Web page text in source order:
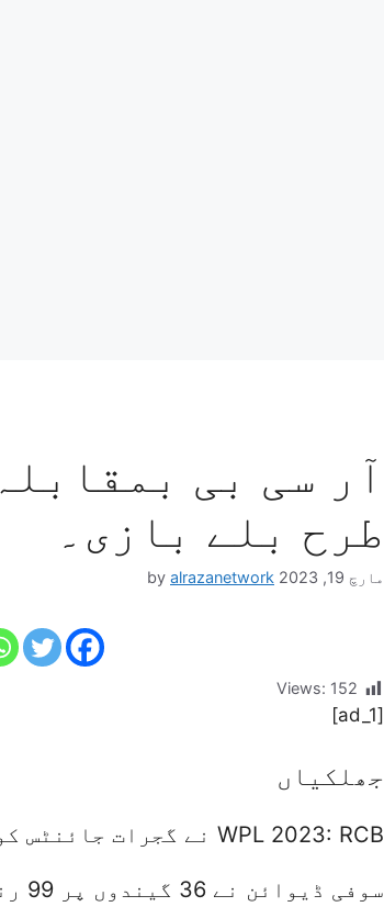
آر سی بی
طرح بلے بازی۔
مارچ 19, 2023 by alrazanetwork
Views: 152
[ad_1]
جھلکیاں
WPL 2023: RCB نے گجرات جائنٹس کو 8 وکٹوں سے شکست دی۔
سوفی ڈیوائن نے 36 گیندوں پر 99 رنز کی طوفانی اننگز کھیلی۔